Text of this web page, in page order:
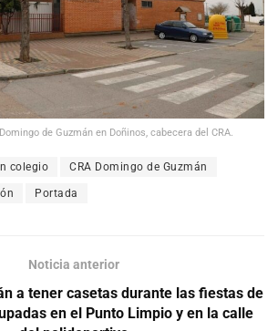
de Guzmán en Doñinos, cabecera del CRA.
colegio CRA Domingo de Guzmán
Portada
Noticia anterior
a tener casetas durante las fiestas de
en el Punto Limpio y en la calle